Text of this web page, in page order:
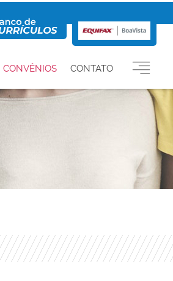
CONVÊNIOS CONTATO